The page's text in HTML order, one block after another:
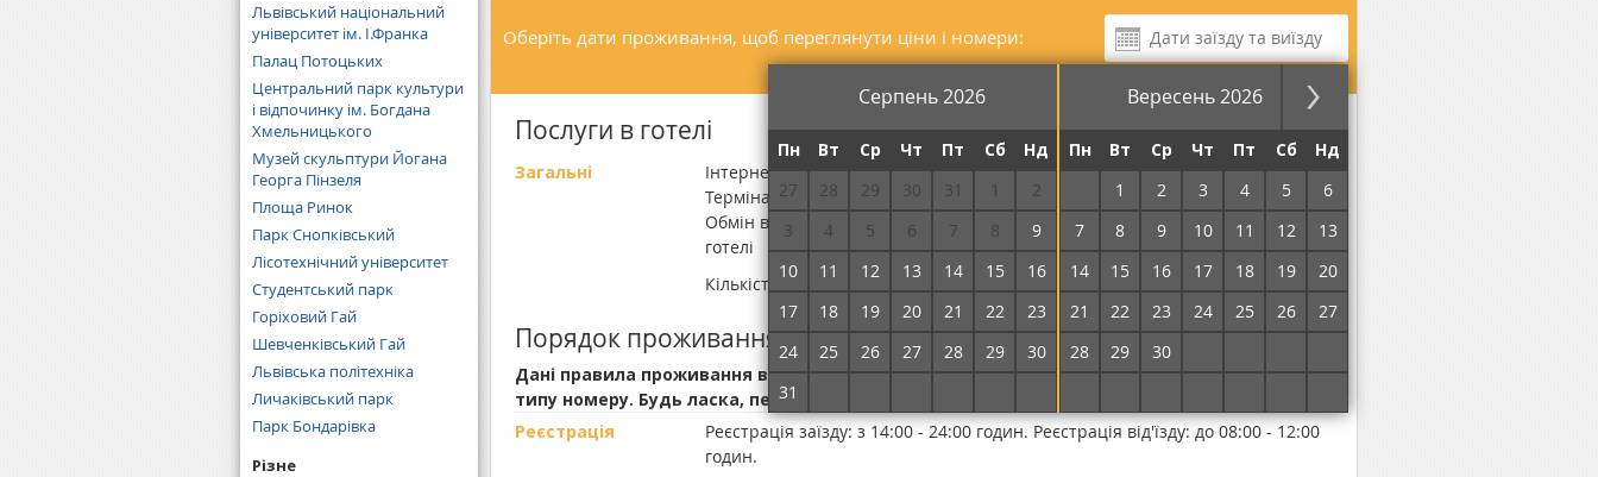
Оберіть дати проживання, щоб переглянути ціни і номери:
Серпень 2026 Вересень 2026
Пн Вт Ср Чт Пт Сб
Нд
27
28 29 30 31 1
2
3
4 5 6 7 8
9
10
11 12 13 14 15
16
17
18 19 20 21 22
23
24
25 26 27 28 29
30
31
Пн Вт Ср Чт Пт Сб
Нд
1 2 3 4 5
6
7
8 9 10 11 12
13
14
15 16 17 18 19
20
21
22 23 24 25 26
27
28
29 30
Послуги в готелі
Загальні
Інтернет, Автостоянка, Пральня, Ресторан, Обслуговування номерів,
Термінал для оплати карткою, Парковка під охороною, Крита парковка,
Обмін валюти, Щоденне прибирання номера, Електрогенератор, Укриття в
готелі
Кількість номерів у готелі:
Порядок проживання у готелі
Дані правила проживання в готелі є загальними і можуть змінюватись у залежності від
типу номеру. Будь ласка, перевірте опис Вашого номеру.
Реєстрація
Реєстрація заїзду: з 14:00 - 24:00 годин. Реєстрація від'їзду: до 08:00 - 12:00
годин.
Львівський національний
університет ім. І.Франка
Палац Потоцьких
Центральний парк культури
і відпочинку ім. Богдана
Хмельницького
Музей скульптури Йогана
Георга Пінзеля
Площа Ринок
Парк Снопківський
Лісотехнічний університет
Студентський парк
Горіховий Гай
Шевченківський Гай
Львівська політехніка
Личаківський парк
Парк Бондарівка
Різне